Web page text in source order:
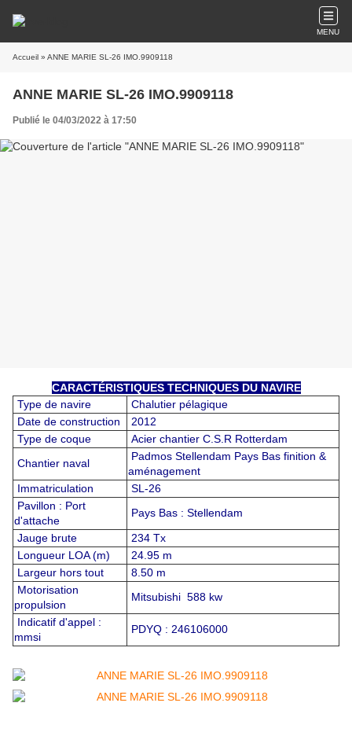
MENU
Accueil » ANNE MARIE SL-26 IMO.9909118
ANNE MARIE SL-26 IMO.9909118
Publié le 04/03/2022 à 17:50
CARACTÉRISTIQUES TECHNIQUES DU NAVIRE
Type de navire
Chalutier pélagique
Date de construction
2012
Type de coque
Acier chantier C.S.R Rotterdam
Chantier naval
Padmos Stellendam Pays Bas finition &
aménagement
Immatriculation
SL-26
Pavillon : Port
d'attache
Pays Bas : Stellendam
Jauge brute
234 Tx
Longueur LOA (m)
24.95 m
Largeur hors tout
8.50 m
Motorisation
propulsion
Mitsubishi 588 kw
Indicatif d'appel :
mmsi
PDYQ : 246106000